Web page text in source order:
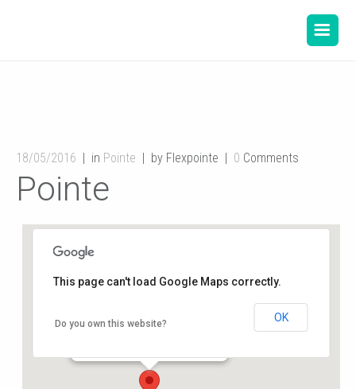
18/05/2016 in Pointe by Flexpointe 0 Comments
Pointe
Salle de danse de la Mairie
12, rue de l'hôtel de ville - Buxerolles
This page can't load Google Maps correctly.
Do you own this website?
OK